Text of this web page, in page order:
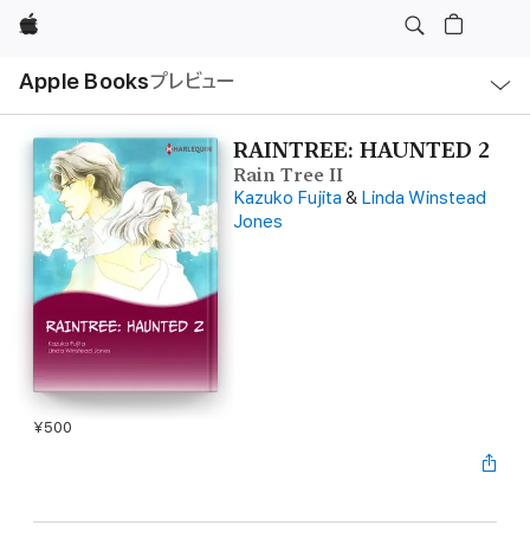
Apple
Apple Booksプレビュー
ル
RAINTREE: HAUNTED 2
Rain Tree II
Kazuko Fujita & Linda Winstead
Jones
¥500